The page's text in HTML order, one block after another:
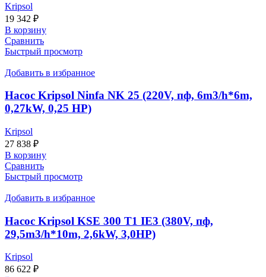
Kripsol
19 342 ₽
В корзину
Сравнить
Быстрый просмотр
Добавить в избранное
Насос Kripsol Ninfa NK 25 (220V, пф, 6m3/h*6m,
0,27kW, 0,25 HP)
Kripsol
27 838 ₽
В корзину
Сравнить
Быстрый просмотр
Добавить в избранное
Насос Kripsol KSE 300 T1 IE3 (380V, пф,
29,5m3/h*10m, 2,6kW, 3,0HP)
Kripsol
86 622 ₽